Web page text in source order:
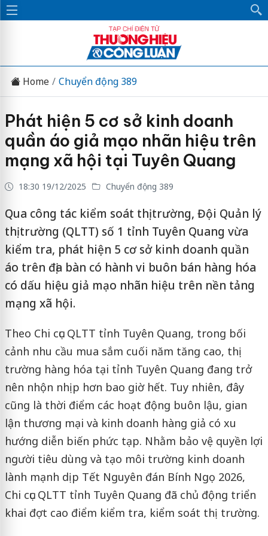
Home Chuyển động 389
Phát hiện 5 cơ sở kinh doanh
quần áo giả mạo nhãn hiệu trên
mạng xã hội tại Tuyên Quang
18:30 19/12/2025 Chuyển động 389
Qua công tác kiểm soát thị trường, Đội Quản lý
thị trường (QLTT) số 1 tỉnh Tuyên Quang vừa
kiểm tra, phát hiện 5 cơ sở kinh doanh quần
áo trên địa bàn có hành vi buôn bán hàng hóa
có dấu hiệu giả mạo nhãn hiệu trên nền tảng
mạng xã hội.
Theo Chi cục QLTT tỉnh Tuyên Quang, trong bối
cảnh nhu cầu mua sắm cuối năm tăng cao, thị
trường hàng hóa tại tỉnh Tuyên Quang đang trở
nên nhộn nhịp hơn bao giờ hết. Tuy nhiên, đây
cũng là thời điểm các hoạt động buôn lậu, gian
lận thương mại và kinh doanh hàng giả có xu
hướng diễn biến phức tạp. Nhằm bảo vệ quyền lợi
người tiêu dùng và tạo môi trường kinh doanh
lành mạnh dịp Tết Nguyên đán Bính Ngọ 2026,
Chi cục QLTT tỉnh Tuyên Quang đã chủ động triển
khai đợt cao điểm kiểm tra, kiểm soát thị trường.